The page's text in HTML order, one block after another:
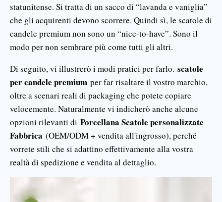
statunitense. Si tratta di un sacco di “lavanda e vaniglia”
che gli acquirenti devono scorrere. Quindi sì, le scatole di
candele premium non sono un “nice-to-have”. Sono il
modo per non sembrare più come tutti gli altri.
Di seguito, vi illustrerò i modi pratici per farlo. scatole
per candele premium per far risaltare il vostro marchio,
oltre a scenari reali di packaging che potete copiare
velocemente. Naturalmente vi indicherò anche alcune
opzioni rilevanti di Porcellana Scatole personalizzate
Fabbrica (OEM/ODM + vendita all'ingrosso), perché
vorrete stili che si adattino effettivamente alla vostra
realtà di spedizione e vendita al dettaglio.